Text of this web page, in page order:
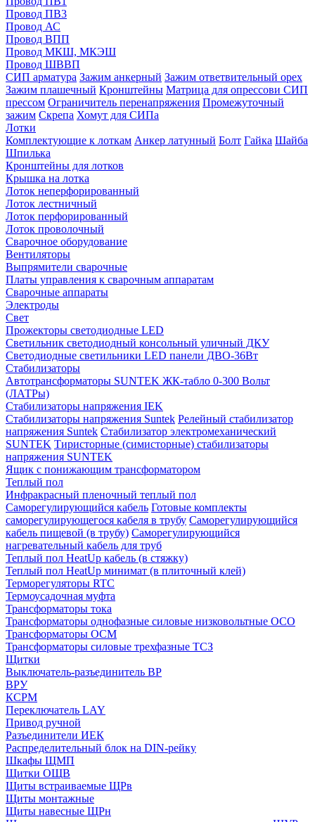
Провод ПВ3
Провод АС
Провод ВПП
Провод МКШ, МКЭШ
Провод ШВВП
СИП арматура Зажим анкерный Зажим ответвительный орех
Зажим плашечный Кронштейны Матрица для опрессови СИП
прессом Ограничитель перенапряжения Промежуточный
зажим Скрепа Хомут для СИПа
Лотки
Комплектующие к лоткам Анкер латунный Болт Гайка Шайба
Шпилька
Кронштейны для лотков
Крышка на лотка
Лоток неперфорированный
Лоток лестничный
Лоток перфорированный
Лоток проволочный
Сварочное оборудование
Вентиляторы
Выпрямители сварочные
Платы управления к сварочным аппаратам
Сварочные аппараты
Электроды
Свет
Прожекторы светодиодные LED
Светильник светодиодный консольный уличный ДКУ
Светодиодные светильники LED панели ДВО-36Вт
Стабилизаторы
Автотрансформаторы SUNTEK ЖК-табло 0-300 Вольт
(ЛАТРы)
Стабилизаторы напряжения IEK
Стабилизаторы напряжения Suntek Релейный стабилизатор
напряжения Suntek Стабилизатор электромеханический
SUNTEK Тиристорные (симисторные) стабилизаторы
напряжения SUNTEK
Ящик с понижающим трансформатором
Теплый пол
Инфракрасный пленочный теплый пол
Саморегулирующийся кабель Готовые комплекты
саморегулирующегося кабеля в трубу Саморегулирующийся
кабель пищевой (в трубу) Саморегулирующийся
нагревательный кабель для труб
Теплый пол HeatUp кабель (в стяжку)
Теплый пол HeatUp минимат (в плиточный клей)
Терморегуляторы RTC
Термоусадочная муфта
Трансформаторы тока
Трансформаторы однофазные силовые низковольтные ОСО
Трансформаторы ОСМ
Трансформаторы силовые трехфазные ТСЗ
Щитки
Выключатель-разъединитель ВР
ВРУ
КСРМ
Переключатель LAY
Привод ручной
Разъединители ИЕК
Распределительный блок на DIN-рейку
Шкафы ЩМП
Щитки ОЩВ
Щиты встраиваемые ЩРв
Щиты монтажные
Щиты навесные ЩРн